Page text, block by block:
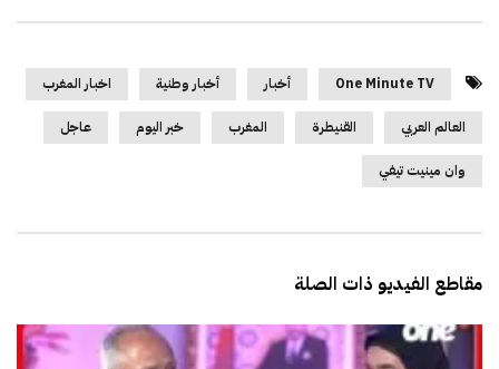
One Minute TV أخبار أخبار وطنية اخبار المغرب
العالم العربي القنيطرة المغرب خبر اليوم عاجل
وان مينيت تيفي
مقاطع الفيديو ذات الصلة